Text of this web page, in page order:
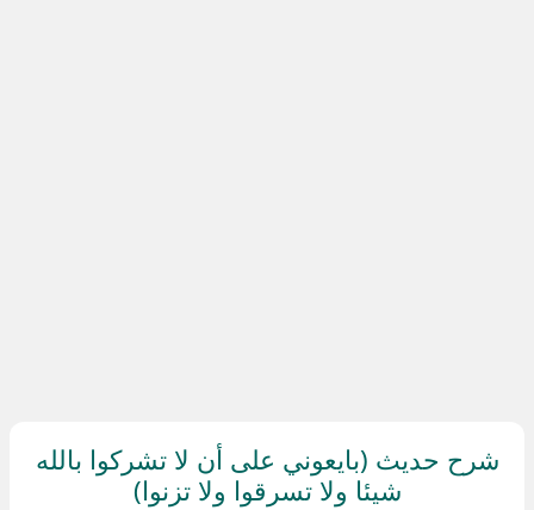
شرح حديث (بايعوني على أن لا تشركوا بالله
شيئا ولا تسرقوا ولا تزنوا)